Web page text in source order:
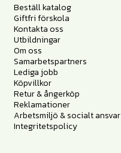
Beställ katalog
Giftfri förskola
Kontakta oss
Utbildningar
Om oss
Samarbetspartners
Lediga jobb
Köpvillkor
Retur & ångerköp
Reklamationer
Arbetsmiljö & socialt ansvar
Integritetspolicy